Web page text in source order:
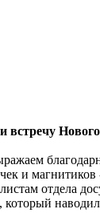
встречу
и
отдела
наводил